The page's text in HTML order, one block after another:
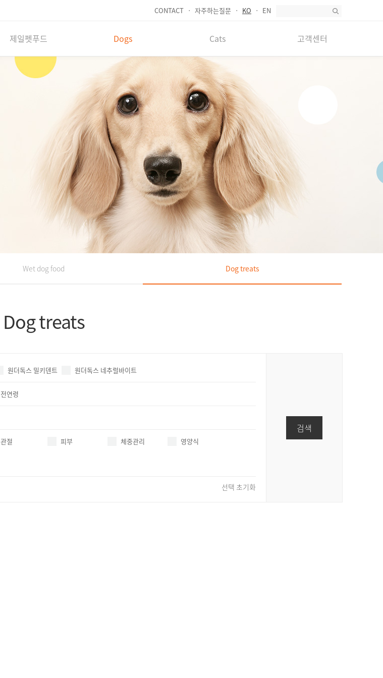
CONTACT 자주하는질문 KO EN
제일펫푸드
회사개요
Dogs
Dry dog food
Wet dog food
Dog treats
Cats
Dry cat food
Wet cat food
Cat treats
고객센터
Wet dog food Dog treats
Dog treats
원더독스 밀키덴트 원더독스 네추럴바이트
전연령
관절 피부 체중관리 영양식
선택 초기화
검색